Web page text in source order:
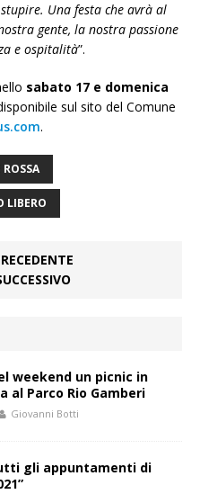
Una festa che avrà al
gente, la nostra passione
e ospitalità”.
sabato 17 e domenica
sul sito del Comune
.
LIBERO
weekend un picnic in
al Parco Rio Gamberi
Giovanni Botti
gli appuntamenti di